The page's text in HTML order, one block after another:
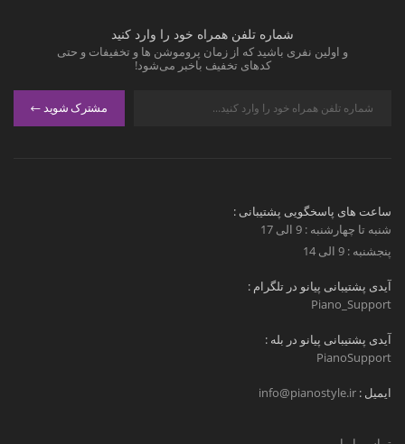
شماره تلفن همراه خود را وارد کنید
و اولین نفری باشید که از زمان پروموشن ها و تخفیفات و حتی
کدهای تخفیف باخبر می‌شود!
مشترک شوید
ساعت های پاسخگویی پشتیبانی :
شنبه تا چهارشنبه : 9 الی 17
پنجشنبه : 9 الی 14
آیدی پشتیبانی پیانو در تلگرام :
Piano_Support
آیدی پشتیبانی پیانو در بله :
PianoSupport
ایمیل : info@pianostyle.ir